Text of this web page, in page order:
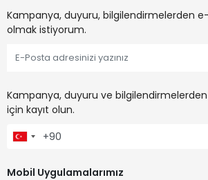
Kampanya, duyuru, bilgilendirmelerden
olmak istiyorum.
Kampanya, duyuru ve
için kayıt olun.
Mobil Uygulamalarımız